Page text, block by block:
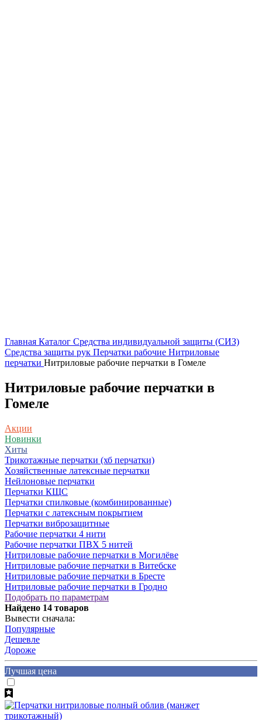
Главная Каталог Средства индивидуальной защиты (СИЗ)
Средства защиты рук Перчатки рабочие Нитриловые
перчатки Нитриловые рабочие перчатки в Гомеле
Нитриловые рабочие перчатки в
Гомеле
Акции
Новинки
Хиты
Трикотажные перчатки (хб перчатки)
Хозяйственные латексные перчатки
Нейлоновые перчатки
Перчатки КЩС
Перчатки спилковые (комбинированные)
Перчатки с латексным покрытием
Перчатки виброзащитные
Рабочие перчатки 4 нити
Рабочие перчатки ПВХ 5 нитей
Нитриловые рабочие перчатки в Могилёве
Нитриловые рабочие перчатки в Витебске
Нитриловые рабочие перчатки в Бресте
Нитриловые рабочие перчатки в Гродно
Подобрать по параметрам
Найдено 14 товаров
Вывести сначала:
Популярные
Дешевле
Дороже
Лучшая цена